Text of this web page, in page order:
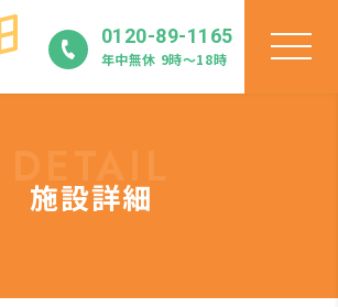
0120-89-1165
年中無休 9時〜18時
施設詳細